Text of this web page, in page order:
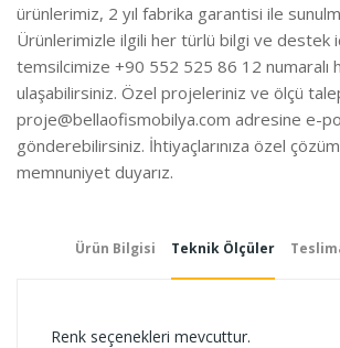
ürünlerimiz, 2 yıl fabrika garantisi ile
Ürünlerimizle ilgili her türlü bilgi ve destek
temsilcimize +90 552 525 86 12 numaralı
ulaşabilirsiniz. Özel projeleriniz ve ölçü
proje@bellaofismobilya.com adresine e-
gönderebilirsiniz. İhtiyaçlarınıza özel
memnuniyet duyarız.
Ürün Bilgisi Teknik Ölçüler
Renk seçenekleri mevcuttur.